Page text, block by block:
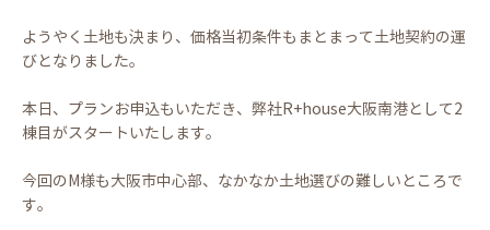
ようやく土地も決まり、価格当初条件もまとまって土地契約の運
びとなりました。
本日、プランお申込もいただき、弊社R+house大阪南港として2
棟目がスタートいたします。
今回のM様も大阪市中心部、なかなか土地選びの難しいところで
す。